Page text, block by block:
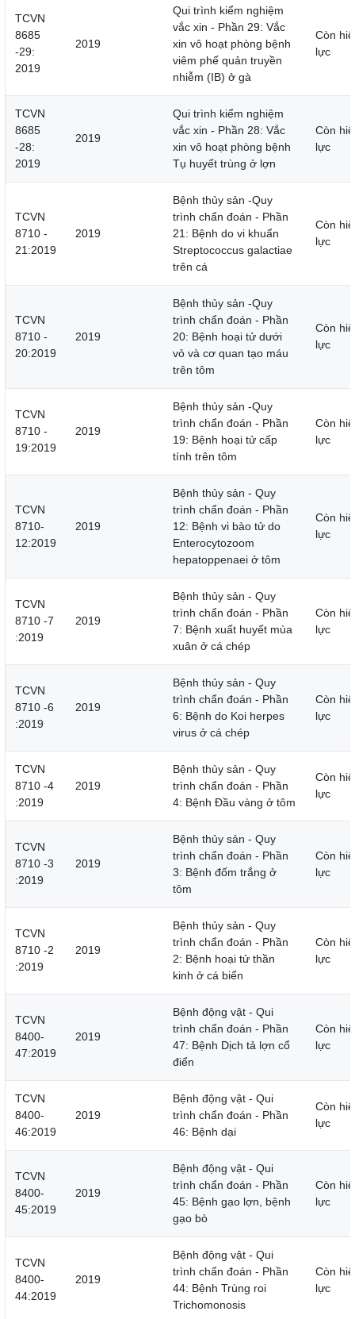
TCVN
8685
-29:
2019
2019
Qui trình kiểm nghiệm
vắc xin - Phần 29: Vắc
xin vô hoạt phòng bệnh
viêm phế quản truyền
nhiễm (IB) ở gà
Còn
lực
TCVN
8685
-28:
2019
2019
Qui trình kiểm nghiệm
vắc xin - Phần 28: Vắc
xin vô hoạt phòng bệnh
Tụ huyết trùng ở lợn
Còn
lực
TCVN
8710 -
21:2019
2019
Bệnh thủy sản -Quy
trình chẩn đoán - Phần
21: Bệnh do vi khuẩn
Streptococcus galactiae
trên cá
Còn
lực
TCVN
8710 -
20:2019
2019
Bệnh thủy sản -Quy
trình chẩn đoán - Phần
20: Bệnh hoại tử dưới
vỏ và cơ quan tạo máu
trên tôm
Còn
lực
TCVN
8710 -
19:2019
2019
Bệnh thủy sản -Quy
trình chẩn đoán - Phần
19: Bệnh hoại tử cấp
tính trên tôm
Còn
lực
TCVN
8710-
12:2019
2019
Bệnh thủy sản - Quy
trình chẩn đoán - Phần
12: Bệnh vi bào tử do
Enterocytozoom
hepatoppenaei ở tôm
Còn
lực
TCVN
8710 -7
:2019
2019
Bệnh thủy sản - Quy
trình chẩn đoán - Phần
7: Bệnh xuất huyết mùa
xuân ở cá chép
Còn
lực
TCVN
8710 -6
:2019
2019
Bệnh thủy sản - Quy
trình chẩn đoán - Phần
6: Bệnh do Koi herpes
virus ở cá chép
Còn
lực
TCVN
8710 -4
:2019
2019
Bệnh thủy sản - Quy
trình chẩn đoán - Phần
4: Bệnh Đầu vàng ở tôm
Còn
lực
TCVN
8710 -3
:2019
2019
Bệnh thủy sản - Quy
trình chẩn đoán - Phần
3: Bệnh đốm trắng ở
tôm
Còn
lực
TCVN
8710 -2
:2019
2019
Bệnh thủy sản - Quy
trình chẩn đoán - Phần
2: Bệnh hoại tử thần
kinh ở cá biển
Còn
lực
TCVN
8400-
47:2019
2019
Bệnh động vật - Qui
trình chẩn đoán - Phần
47: Bệnh Dịch tả lợn cổ
điển
Còn
lực
TCVN
8400-
46:2019
2019
Bệnh động vật - Qui
trình chẩn đoán - Phần
46: Bệnh dại
Còn
lực
TCVN
8400-
45:2019
2019
Bệnh động vật - Qui
trình chẩn đoán - Phần
45: Bệnh gạo lợn, bệnh
gạo bò
Còn
lực
TCVN
8400-
44:2019
2019
Bệnh động vật - Qui
trình chẩn đoán - Phần
44: Bệnh Trùng roi
Trichomonosis
Còn
lực